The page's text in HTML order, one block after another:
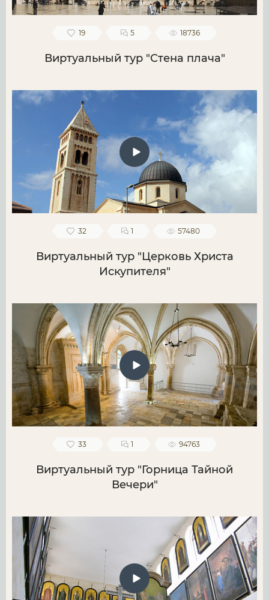
19 5 18736
Виртуальный тур "Стена плача"
32 1 57480
Виртуальный тур "Церковь Христа
Искупителя"
33 1 94763
Виртуальный тур "Горница Тайной
Вечери"